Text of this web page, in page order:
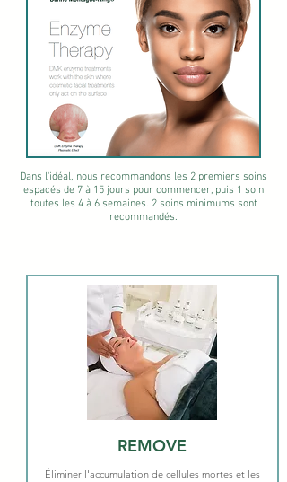
Dans l'idéal, nous recommandons les 2 premiers soins
espacés de 7 à 15 jours pour commencer, puis 1 soin
toutes les 4 à 6 semaines. 2 soins minimums sont
recommandés.
REMOVE
Éliminer l'accumulation de cellules mortes et les